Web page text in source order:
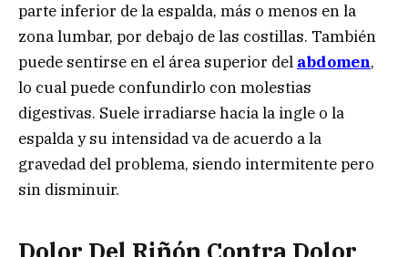
parte inferior de la espalda, más o menos en la
zona lumbar, por debajo de las costillas. También
puede sentirse en el área superior del abdomen,
lo cual puede confundirlo con molestias
digestivas. Suele irradiarse hacia la ingle o la
espalda y su intensidad va de acuerdo a la
gravedad del problema, siendo intermitente pero
sin disminuir.
Dolor Del Riñón Contra Dolor